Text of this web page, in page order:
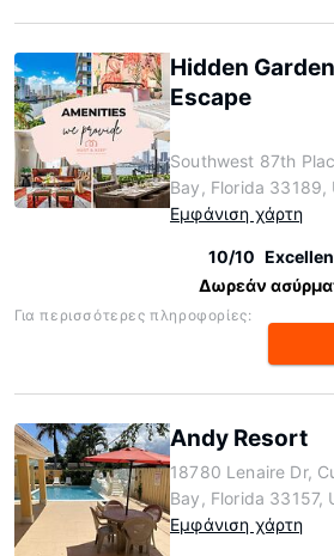
Hidden
Escape
Southwest 87th
Bay, Florida 33189,
Εμφάνιση χάρτη
10/10
Δωρεάν
Για περισσότερες πληροφορίες:
Andy Resort
18780 Lenaire Dr,
Bay, Florida 33157,
Εμφάνιση χάρτη